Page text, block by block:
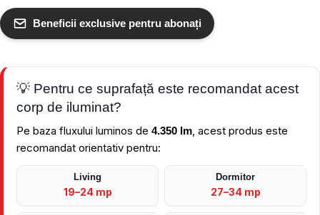
Beneficii exclusive pentru abonați
💡 Pentru ce suprafață este recomandat acest
corp de iluminat?
Pe baza fluxului luminos de 4.350 lm, acest produs este
recomandat orientativ pentru:
Living
19–24 mp
Dormitor
27–34 mp